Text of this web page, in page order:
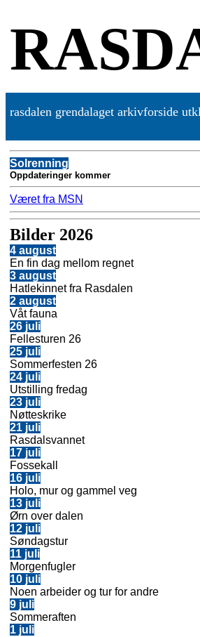
rasdalen grendalaget arkivforside
Solrenning
Oppdateringer kommer
Været fra MSN
Bilder 2026
4 august
En fin dag mellom regnet
3 august
Hatlekinnet fra Rasdalen
2 august
Våt fauna
26 juli
Fellesturen 26
25 juli
Sommerfesten 26
24 juli
Utstilling fredag
23 juli
Nøtteskrike
21 juli
Rasdalsvannet
17 juli
Fossekall
16 juli
Holo, mur og gammel veg
13 juli
Ørn over dalen
12 juli
Søndagstur
11 juli
Morgenfugler
10 juli
Noen arbeider og tur for andre
9 juli
Sommeraften
1 juli